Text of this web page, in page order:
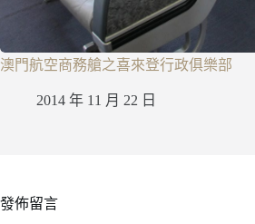
澳門航空商務艙之喜來登行政俱樂部
2014 年 11 月 22 日
發佈留言